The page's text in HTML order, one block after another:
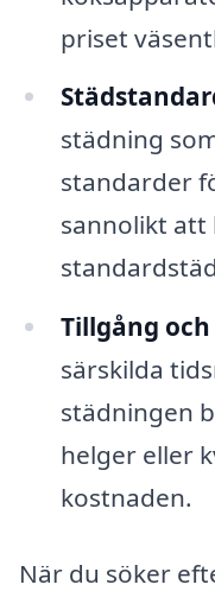
priset
städning
standarder
sannolikt att
Tillgång
särskilda
städningen
helger eller
kostnaden.
När du söker